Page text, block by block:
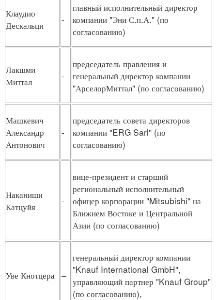
Клаудио
Дескальци
-
главный исполнительный директор
компании "Эни С.п.А." (по
согласованию)
Лакшми
Миттал
-
председатель правления и
генеральный директор компании
"АрселорМиттал" (по согласованию)
Машкевич
Александр
Антонович
-
председатель совета директоров
компании "ERG Sarl" (по
согласованию)
Наканиши
Катцуйя
-
вице-президент и старший
региональный исполнительный
офицер корпорации "Mitsubishi" на
Ближнем Востоке и Центральной
Азии (по согласованию)
Уве Кнотцера –
генеральный директор компании
"Knauf International GmbH",
управляющий партнер "Knauf Group"
(по согласованию),